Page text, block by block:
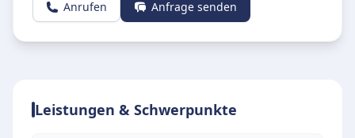
Anrufen Anfrage senden
Leistungen & Schwerpunkte